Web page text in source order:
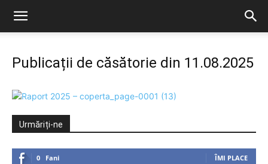
Publicații de căsătorie din 11.08.2025
Urmăriți-ne
0 Fani ÎMI PLACE